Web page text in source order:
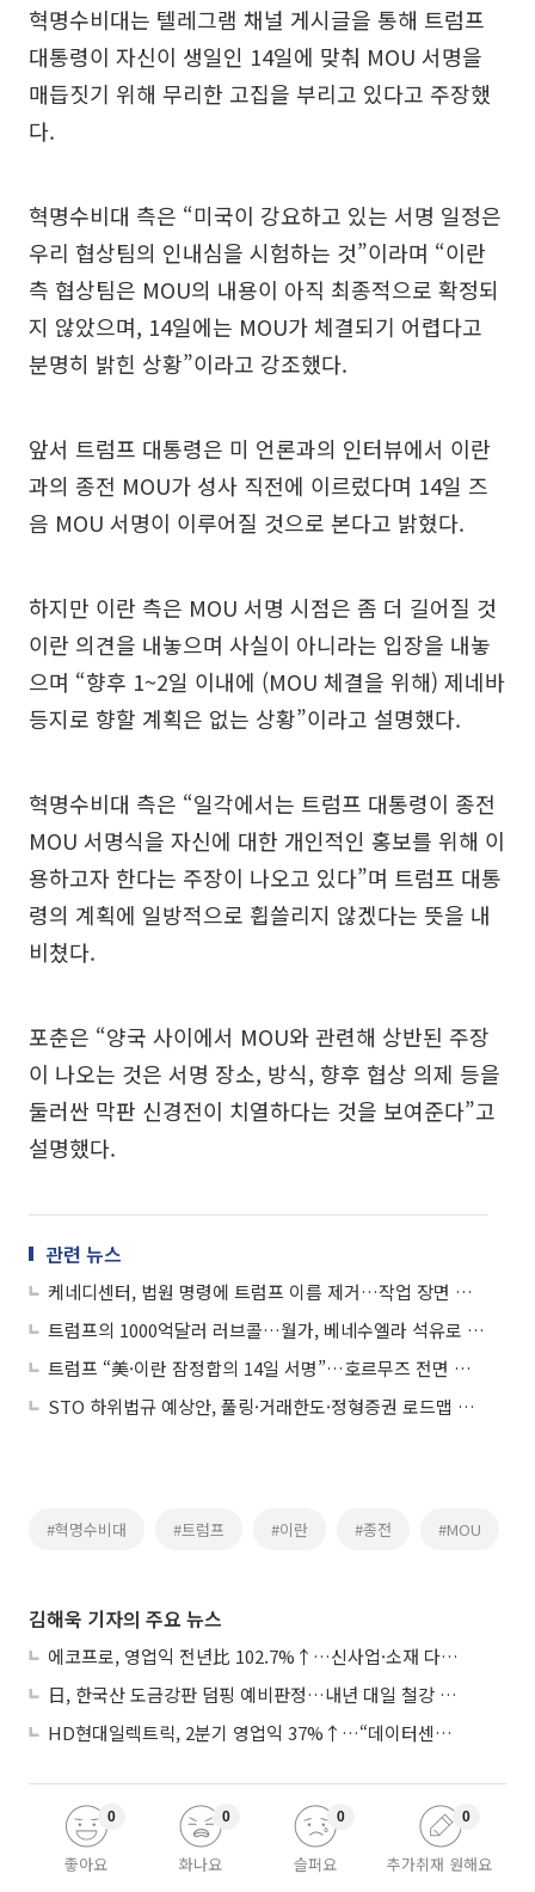
혁명수비대는 텔레그램 채널 게시글을 통해 트럼프
대통령이 자신이 생일인 14일에 맞춰 MOU 서명을
매듭짓기 위해 무리한 고집을 부리고 있다고 주장했
다.
혁명수비대 측은 “미국이 강요하고 있는 서명 일정은
우리 협상팀의 인내심을 시험하는 것”이라며 “이란
측 협상팀은 MOU의 내용이 아직 최종적으로 확정되
지 않았으며, 14일에는 MOU가 체결되기 어렵다고
분명히 밝힌 상황”이라고 강조했다.
앞서 트럼프 대통령은 미 언론과의 인터뷰에서 이란
과의 종전 MOU가 성사 직전에 이르렀다며 14일 즈
음 MOU 서명이 이루어질 것으로 본다고 밝혔다.
하지만 이란 측은 MOU 서명 시점은 좀 더 길어질 것
이란 의견을 내놓으며 사실이 아니라는 입장을 내놓
으며 “향후 1~2일 이내에 (MOU 체결을 위해) 제네바
등지로 향할 계획은 없는 상황”이라고 설명했다.
혁명수비대 측은 “일각에서는 트럼프 대통령이 종전
MOU 서명식을 자신에 대한 개인적인 홍보를 위해 이
용하고자 한다는 주장이 나오고 있다”며 트럼프 대통
령의 계획에 일방적으로 휩쓸리지 않겠다는 뜻을 내
비쳤다.
포춘은 “양국 사이에서 MOU와 관련해 상반된 주장
이 나오는 것은 서명 장소, 방식, 향후 협상 의제 등을
둘러싼 막판 신경전이 치열하다는 것을 보여준다”고
설명했다.
관련 뉴스
케네디센터, 법원 명령에 트럼프 이름 제거…작업 장면 인터넷서 생중계
트럼프의 1000억달러 러브콜…월가, 베네수엘라 석유로 몰린다
트럼프 “美·이란 잠정합의 14일 서명”…호르무즈 전면 개방 예고
STO 하위법규 예상안, 풀링·거래한도·정형증권 로드맵 제시
#혁명수비대 #트럼프 #이란 #종전 #MOU
김해욱 기자의 주요 뉴스
에코프로, 영업익 전년比 102.7%↑…신사업·소재 다각화 박차
日, 한국산 도금강판 덤핑 예비판정…내년 대일 철강 수출 ‘빨간불’
HD현대일렉트릭, 2분기 영업익 37%↑…“데이터센터 사업, 새로운 성장 축”
좋아요
0
화나요
0
슬퍼요
0
추가취재 원해요
0